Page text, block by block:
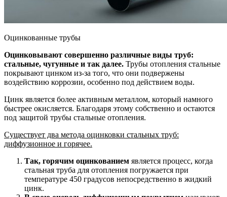
Оцинкованные трубы
Оцинковывают совершенно различные виды труб:
стальные, чугунные и так далее. Трубы отопления стальные
покрывают цинком из-за того, что они подвержены
воздействию коррозии, особенно под действием воды.
Цинк является более активным металлом, который намного
быстрее окисляется. Благодаря этому собственно и остаются
под защитой трубы стальные отопления.
Существует два метода оцинковки стальных труб:
диффузионное и горячее.
Так, горячим оцинкованием является процесс, когда
стальная труба для отопления погружается при
температуре 450 градусов непосредственно в жидкий
цинк.